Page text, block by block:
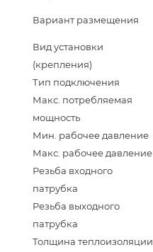
Вариант размещения
Вид установки
(крепления)
Тип подключения
Макс. потребляемая
мощность
Мин. рабочее давление
Макс. рабочее давление
Резьба входного
патрубка
Резьба выходного
патрубка
Толщина теплоизоляции